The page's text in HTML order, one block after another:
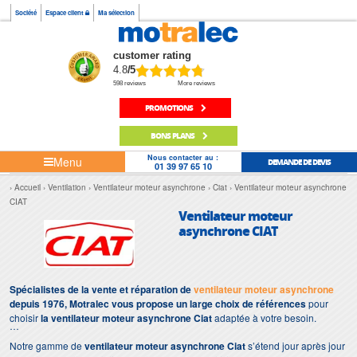
Société Espace client Ma sélection
customer rating
4.8/5
598 reviews More reviews
PROMOTIONS
BONS PLANS
Menu Nous contacter au :
01 39 97 65 10 DEMANDE DE DEVIS
Accueil Ventilation Ventilateur moteur asynchrone Ciat
Ventilateur moteur asynchrone
CIAT
Ventilateur moteur
asynchrone CIAT
Spécialistes de la vente et réparation deventilateur moteur asynchrone
depuis 1976, Motralec vous propose un large choix de référencespour
choisirla ventilateur moteur asynchrone Ciatadaptée à votre besoin.
Notre gamme deventilateur moteur asynchrone Ciats’étend jour après jour